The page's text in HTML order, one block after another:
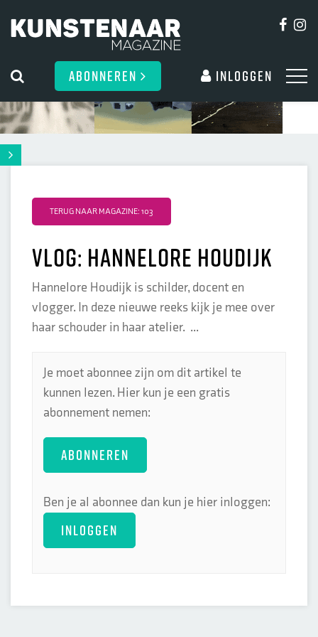
ABONNEREN Inloggen
TERUG NAAR MAGAZINE: 103
VLOG: Hannelore Houdijk
Hannelore Houdijk is schilder, docent en
vlogger. In deze nieuwe reeks kijk je mee over
haar schouder in haar atelier. ...
Je moet abonnee zijn om dit artikel te
kunnen lezen. Hier kun je een gratis
abonnement nemen:
ABONNEREN
Ben je al abonnee dan kun je hier inloggen:
INLOGGEN